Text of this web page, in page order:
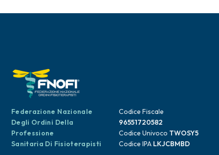
Federazione Nazionale
Degli Ordini Della
Professione
Sanitaria Di Fisioterapisti
Codice Fiscale
96551720582
Codice Univoco TWOSY5
Codice IPA LKJCBMBD